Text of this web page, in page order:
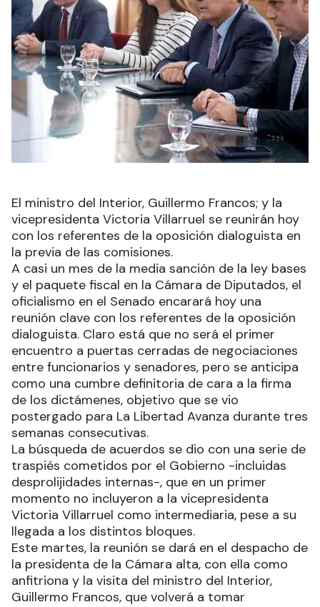
El ministro del Interior, Guillermo Francos; y la
vicepresidenta Victoria Villarruel se reunirán hoy
con los referentes de la oposición dialoguista en
la previa de las comisiones.
A casi un mes de la media sanción de la ley bases
y el paquete fiscal en la Cámara de Diputados, el
oficialismo en el Senado encarará hoy una
reunión clave con los referentes de la oposición
dialoguista. Claro está que no será el primer
encuentro a puertas cerradas de negociaciones
entre funcionarios y senadores, pero se anticipa
como una cumbre definitoria de cara a la firma
de los dictámenes, objetivo que se vio
postergado para La Libertad Avanza durante tres
semanas consecutivas.
La búsqueda de acuerdos se dio con una serie de
traspiés cometidos por el Gobierno -incluidas
desprolijidades internas-, que en un primer
momento no incluyeron a la vicepresidenta
Victoria Villarruel como intermediaria, pese a su
llegada a los distintos bloques.
Este martes, la reunión se dará en el despacho de
la presidenta de la Cámara alta, con ella como
anfitriona y la visita del ministro del Interior,
Guillermo Francos, que volverá a tomar